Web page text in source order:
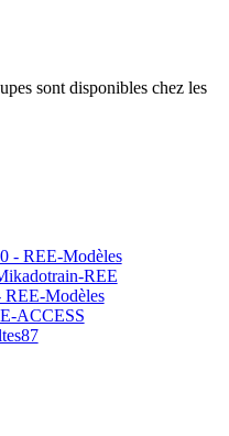
sont disponibles chez les
- REE-Modèles
REE
Modèles
ACCESS